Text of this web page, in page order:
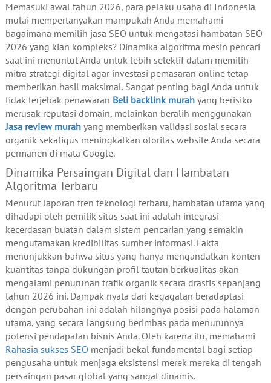
Memasuki awal tahun 2026, para pelaku usaha di Indonesia
mulai mempertanyakan mampukah Anda memahami
bagaimana memilih jasa SEO untuk mengatasi hambatan SEO
2026 yang kian kompleks? Dinamika algoritma mesin pencari
saat ini menuntut Anda untuk lebih selektif dalam memilih
mitra strategi digital agar investasi pemasaran online tetap
memberikan hasil maksimal. Sangat penting bagi Anda untuk
tidak terjebak penawaran Beli backlink murahyang berisiko
merusak reputasi domain, melainkan beralih menggunakan
Jasa review murahyang memberikan validasi sosial secara
organik sekaligus meningkatkan otoritas website Anda secara
permanen di mata Google.
Dinamika Persaingan Digital dan Hambatan
Algoritma Terbaru
Menurut laporan tren teknologi terbaru, hambatan utama yang
dihadapi oleh pemilik situs saat ini adalah integrasi
kecerdasan buatan dalam sistem pencarian yang semakin
mengutamakan kredibilitas sumber informasi. Fakta
menunjukkan bahwa situs yang hanya mengandalkan konten
kuantitas tanpa dukungan profil tautan berkualitas akan
mengalami penurunan trafik organik secara drastis sepanjang
tahun 2026 ini. Dampak nyata dari kegagalan beradaptasi
dengan perubahan ini adalah hilangnya posisi pada halaman
utama, yang secara langsung berimbas pada menurunnya
potensi pendapatan bisnis Anda. Oleh karena itu, memahami
Rahasia sukses SEO menjadi bekal fundamental bagi setiap
pengusaha untuk menjaga eksistensi merek mereka di tengah
persaingan pasar global yang sangat dinamis.